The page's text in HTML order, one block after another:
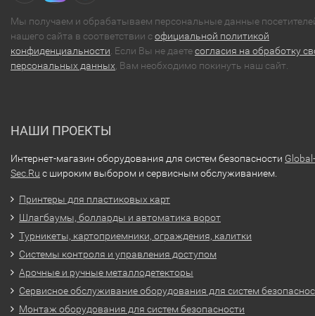
Мы получаем и обрабатываем персональные данные
нашего сайта в соответствии софициальной политикой
конфиденциальности . Если Вы не даетесогласия на обработку
персональных данных , Вам необходимо покинуть наш сайт.
НАШИ ПРОЕКТЫ
Интернет-магазин оборудования для систем безопасности Global-
Sec.Ru с широким выбором и сервисным обслуживанием.
Принтеры для пластиковых карт
Шлагбаумы, болларды и автоматика ворот
Турникеты, картоприемники, ограждения, калитки
Системы контроля и управления доступом
Арочные и ручные металлодетекторы
Сервисное обслуживание оборудования для систем
Монтаж оборудования для систем безопасности